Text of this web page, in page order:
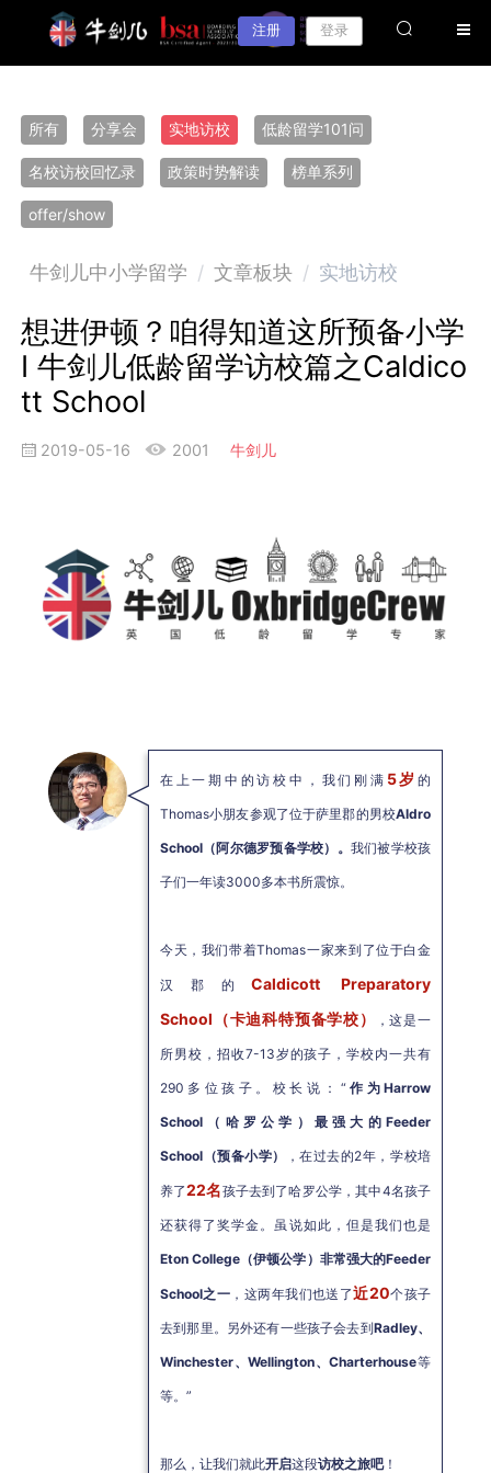
注册 登录
所有 分享会 实地访校 低龄留学101问
名校访校回忆录 政策时势解读 榜单系列
offer/show
牛剑儿中小学留学 / 文章板块 / 实地访校
想进伊顿？咱得知道这所预备小学
I 牛剑儿低龄留学访校篇之Caldico
tt School
2019-05-16 2001 牛剑儿
在上一期中的访校中，我们刚满 5岁的
Thomas小朋友参观了位于萨里郡的男校Aldro
School（阿尔德罗预备学校）。 我们被学校孩
子们一年读3000多本书所震惊。
今天，我们带着Thomas一家来到了位于白金
汉郡的Caldicott Preparatory
School（卡迪科特预备学校） ，这是一
所男校，招收7-13岁的孩子，学校内一共有
290多位孩子。校长说：“作为Harrow
School（哈罗公学）最强大的Feeder
School（预备小学） ，在过去的2年，学校培
养了22名孩子去到了哈罗公学，其中4名孩子
还获得了奖学金。虽说如此，但是我们也是
Eton College（伊顿公学）非常强大的Feeder
School之一 ，这两年我们也送了近20个孩子
去到那里。另外还有一些孩子会去到Radley、
Winchester、Wellington、Charterhouse等
等。”
那么，让我们就此开启这段访校之旅吧！